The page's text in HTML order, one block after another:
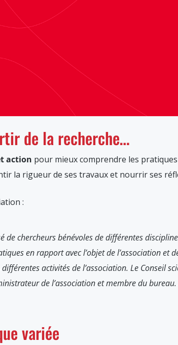
de la recherche…
action pour mieux comprendre les
la rigueur de ses travaux et nourrir ses
:
chercheurs bénévoles de différentes
en rapport avec l’objet de l’association et
activités de l’association. Le Conseil
de l’association et membre du bureau.
variée